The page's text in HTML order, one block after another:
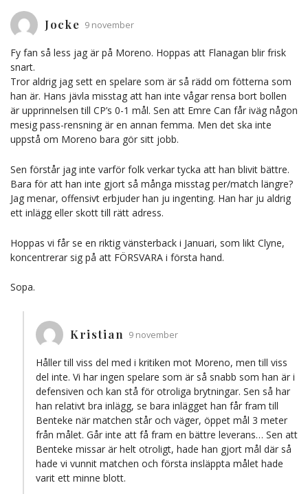
Jocke 9 november
Fy fan så less jag är på Moreno. Hoppas att Flanagan blir frisk
snart.
Tror aldrig jag sett en spelare som är så rädd om fötterna som
han är. Hans jävla misstag att han inte vågar rensa bort bollen
är upprinnelsen till CP’s 0-1 mål. Sen att Emre Can får iväg någon
mesig pass-rensning är en annan femma. Men det ska inte
uppstå om Moreno bara gör sitt jobb.
Sen förstår jag inte varför folk verkar tycka att han blivit bättre.
Bara för att han inte gjort så många misstag per/match längre?
Jag menar, offensivt erbjuder han ju ingenting. Han har ju aldrig
ett inlägg eller skott till rätt adress.
Hoppas vi får se en riktig vänsterback i Januari, som likt Clyne,
koncentrerar sig på att FÖRSVARA i första hand.
Sopa.
Kristian 9 november
Håller till viss del med i kritiken mot Moreno, men till viss
del inte. Vi har ingen spelare som är så snabb som han är i
defensiven och kan stå för otroliga brytningar. Sen så har
han relativt bra inlägg, se bara inlägget han får fram till
Benteke när matchen står och väger, öppet mål 3 meter
från målet. Går inte att få fram en bättre leverans… Sen att
Benteke missar är helt otroligt, hade han gjort mål där så
hade vi vunnit matchen och första insläppta målet hade
varit ett minne blott.